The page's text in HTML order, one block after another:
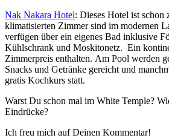
Nak Nakara Hotel: Dieses Hotel ist
klimatisierten Zimmer sind im modernen
verfügen über ein eigenes Bad inklusive
Kühlschrank und Moskitonetz. Ein
Zimmerpreis enthalten. Am Pool werden
Snacks und Getränke gereicht und
gratis Kochkurs statt.
Warst Du schon mal im White Temple?
Eindrücke?
Ich freu mich auf Deinen Kommentar!